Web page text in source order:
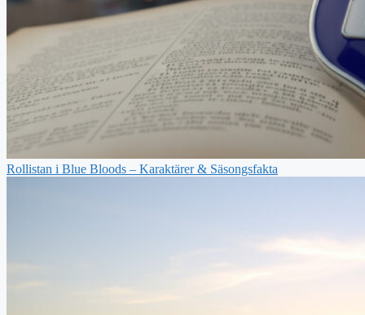
Rollistan i Blue Bloods – Karaktärer & Säsongsfakta